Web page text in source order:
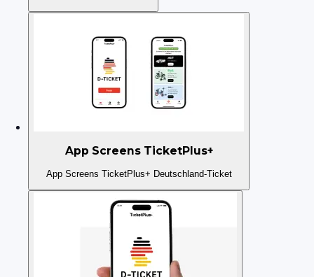
App Screens TicketPlus+
App Screens TicketPlus+ Deutschland-Ticket